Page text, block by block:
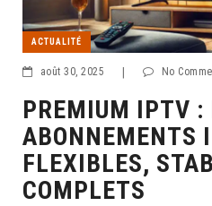
ACTUALITÉ
août 30, 2025 | No
PREMIUM IPTV :
ABONNEMENTS
FLEXIBLES,
COMPLETS